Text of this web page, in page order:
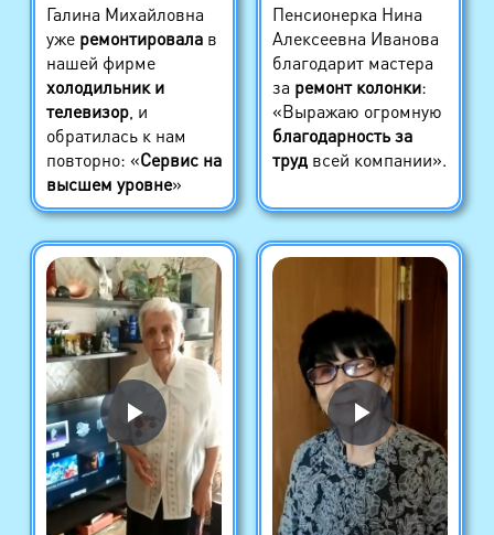
Галина Михайловна
уже ремонтировалав
нашей фирме
холодильник и
телевизор, и
обратилась к нам
повторно: «Сервис на
высшем уровне»
Пенсионерка Нина
Алексеевна Иванова
благодарит мастера
за ремонт колонки:
«Выражаю огромную
благодарность за
трудвсей компании».